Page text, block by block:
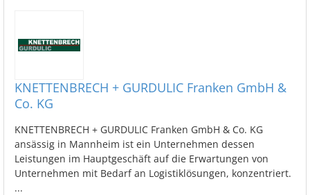
KNETTENBRECH + GURDULIC Franken GmbH &
Co. KG
KNETTENBRECH + GURDULIC Franken GmbH & Co. KG
ansässig in Mannheim ist ein Unternehmen dessen
Leistungen im Hauptgeschäft auf die Erwartungen von
Unternehmen mit Bedarf an Logistiklösungen, konzentriert.
...